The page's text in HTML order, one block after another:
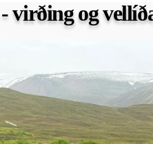
virðing og